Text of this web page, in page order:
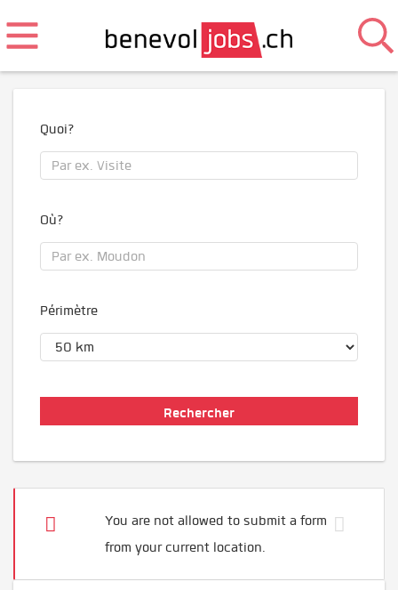
Quoi?
Où?
Périmètre
You are not allowed to submit a form
from your current location.